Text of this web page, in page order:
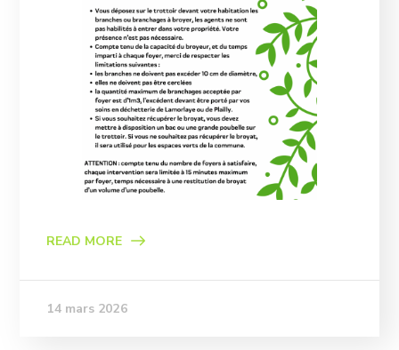
READ MORE
14 mars 2026